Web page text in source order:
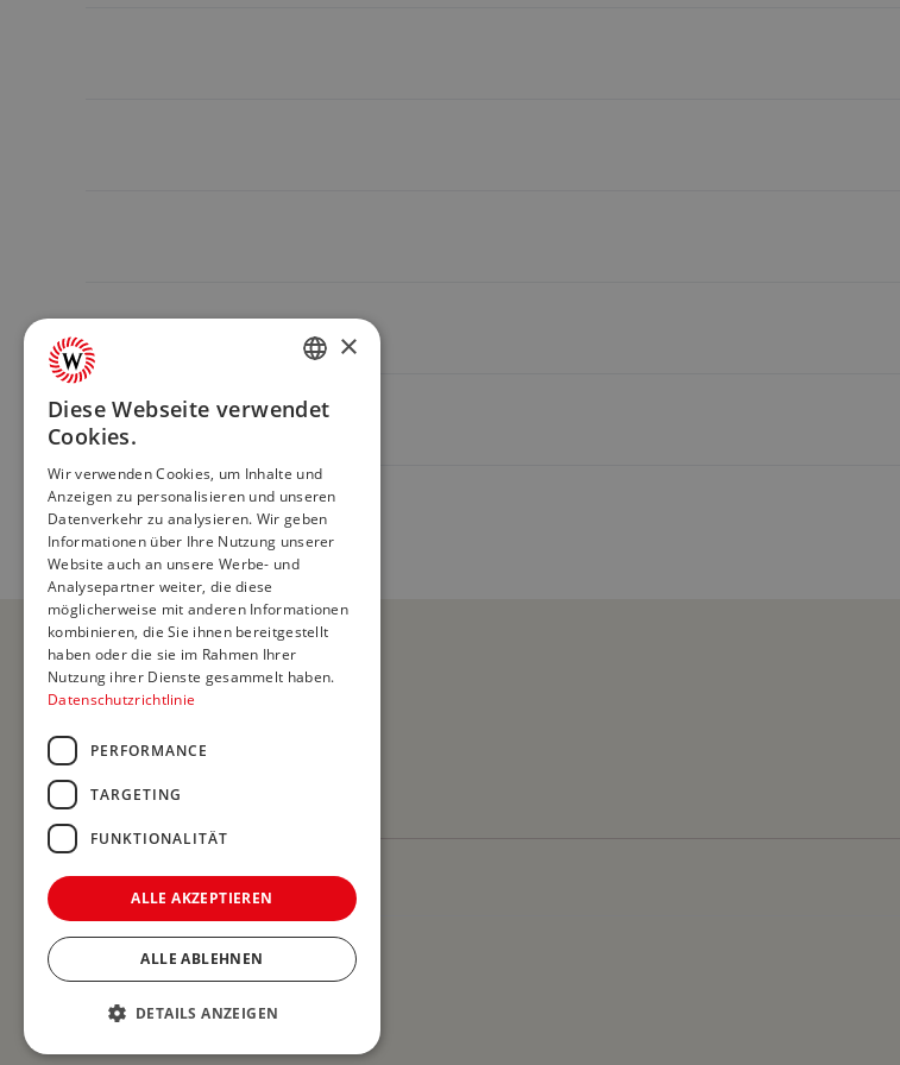
https://www.alpmuseum.at/
https://www.alpmuseum.at/
Impressum Datenschutz
×
Diese Webseite verwendet
Cookies.
Wir verwenden Cookies, um Inhalte und
Anzeigen zu personalisieren und unseren
Datenverkehr zu analysieren. Wir geben
Informationen über Ihre Nutzung unserer
Website auch an unsere Werbe- und
Analysepartner weiter, die diese
möglicherweise mit anderen Informationen
kombinieren, die Sie ihnen bereitgestellt
haben oder die sie im Rahmen Ihrer
Nutzung ihrer Dienste gesammelt haben.
Datenschutzrichtlinie
PERFORMANCE
TARGETING
FUNKTIONALITÄT
ALLE AKZEPTIEREN
ALLE ABLEHNEN
DETAILS ANZEIGEN